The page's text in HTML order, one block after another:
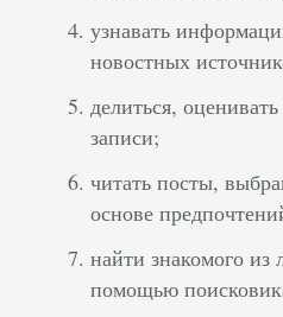
узнавать
новостных
делиться,
записи;
читать посты,
основе
найти знакомого
помощью